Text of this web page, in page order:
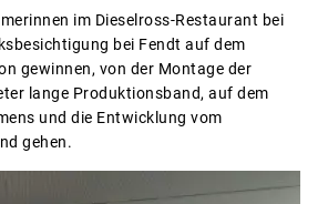
im Dieselross-Restaurant bei
bei Fendt auf dem
gewinnen, von der Montage der
lange Produktionsband, auf dem
und die Entwicklung vom
gehen.